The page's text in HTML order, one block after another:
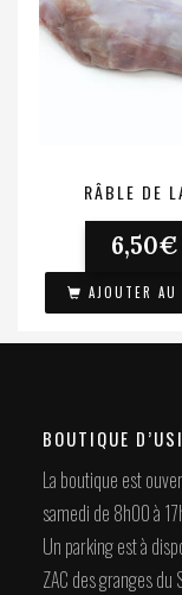
RÂBLE DE
6,50€
AJOUTER AU
BOUTIQUE
La boutique est
samedi de 8h00 à
Un parking est à
ZAC des granges du